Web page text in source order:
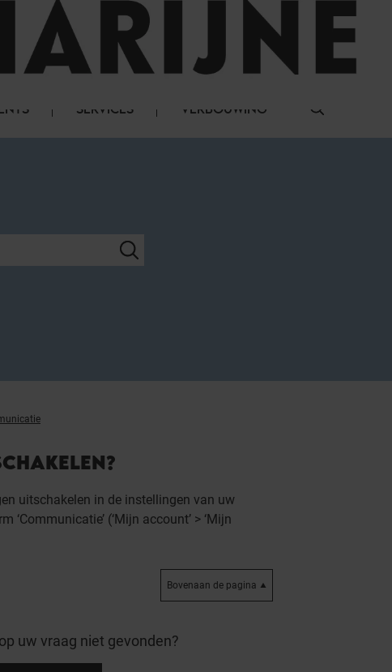
LOG IN
SERVICES VERBOUWING
uitschakelen in de instellingen van uw
(‘Mijn account’ > ‘Mijn
Bovenaan de pagina
uw vraag niet gevonden?